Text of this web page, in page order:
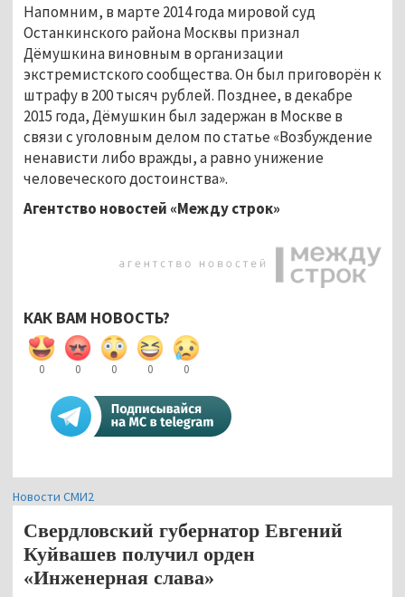
Напомним, в марте 2014 года мировой суд
Останкинского района Москвы признал
Дёмушкина виновным в организации
экстремистского сообщества. Он был приговорён к
штрафу в 200 тысяч рублей. Позднее, в декабре
2015 года, Дёмушкин был задержан в Москве в
связи с уголовным делом по статье «Возбуждение
ненависти либо вражды, а равно унижение
человеческого достоинства».
Агентство новостей «Между строк»
КАК ВАМ НОВОСТЬ?
0 0 0 0 0
Новости СМИ2
Свердловский губернатор Евгений
Куйвашев получил орден
«Инженерная слава»